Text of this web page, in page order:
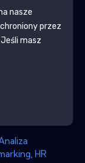
nasze
przez
Jeśli masz
HR